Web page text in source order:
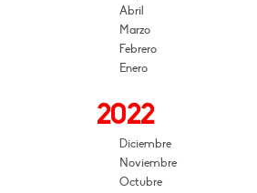
Abril
Marzo
Febrero
Enero
2022
Diciembre
Noviembre
Octubre